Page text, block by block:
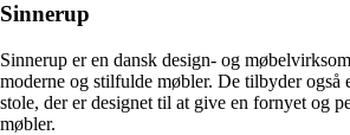
Sinnerup
Sinnerup er en dansk design- og
moderne og stilfulde møbler. De tilbyder
stole, der er designet til at give en fornyet og
møbler.